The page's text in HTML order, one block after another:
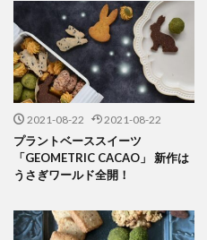
2021-08-22 2021-08-22
プラントベーススイーツ
「GEOMETRIC CACAO」 新作は
うさぎワールド全開！